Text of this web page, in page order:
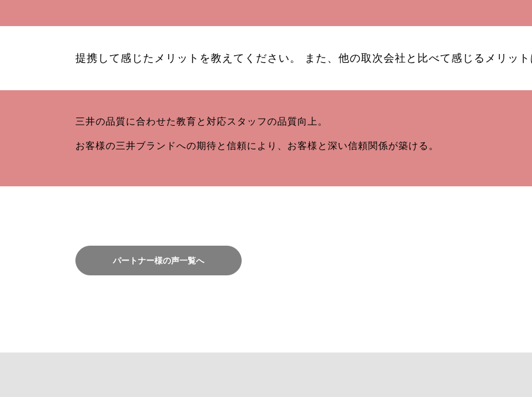
提携して感じたメリットを教えてください。 また、他の取次会社と比べて感じるメリット
三井の品質に合わせた教育と対応スタッフの品質向上。
お客様の三井ブランドへの期待と信頼により、お客様と深い信頼関係が築ける。
パートナー様の声一覧へ